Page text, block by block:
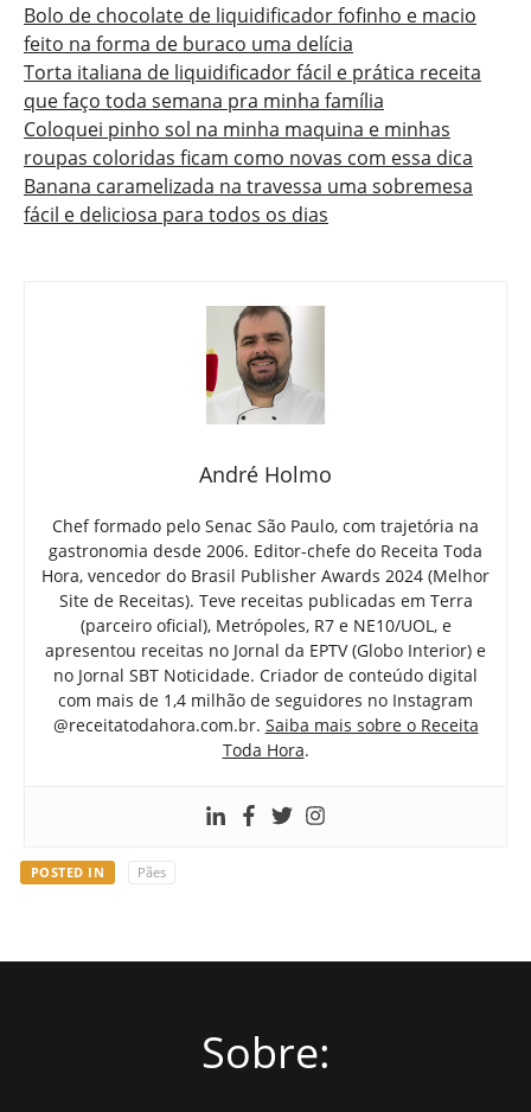
Bolo de chocolate de liquidificador fofinho e macio
feito na forma de buraco uma delícia
Torta italiana de liquidificador fácil e prática receita
que faço toda semana pra minha família
Coloquei pinho sol na minha maquina e minhas
roupas coloridas ficam como novas com essa dica
Banana caramelizada na travessa uma sobremesa
fácil e deliciosa para todos os dias
André Holmo
Chef formado pelo Senac São Paulo, com trajetória na
gastronomia desde 2006. Editor-chefe do Receita Toda
Hora, vencedor do Brasil Publisher Awards 2024 (Melhor
Site de Receitas). Teve receitas publicadas em Terra
(parceiro oficial), Metrópoles, R7 e NE10/UOL, e
apresentou receitas no Jornal da EPTV (Globo Interior) e
no Jornal SBT Noticidade. Criador de conteúdo digital
com mais de 1,4 milhão de seguidores no Instagram
@receitatodahora.com.br. Saiba mais sobre o Receita
Toda Hora.
POSTED IN Pães
Sobre: